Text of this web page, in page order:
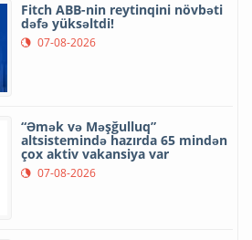
Fitch ABB-nin reytinqini növbəti
dəfə yüksəltdi!
07-08-2026
“Əmək və Məşğulluq”
altsistemində hazırda 65 mindən
çox aktiv vakansiya var
07-08-2026